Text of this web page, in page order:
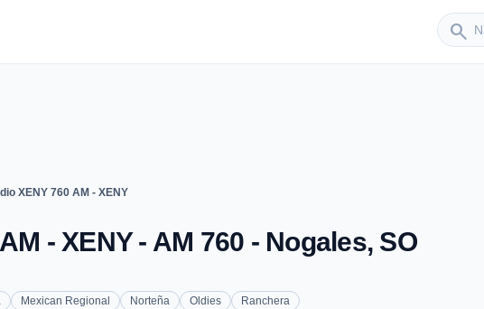
search
Sender
XENY 760 AM - XENY
- XENY - AM 760 - Nogales, SO
Mexican Regional Norteña Oldies Ranchera